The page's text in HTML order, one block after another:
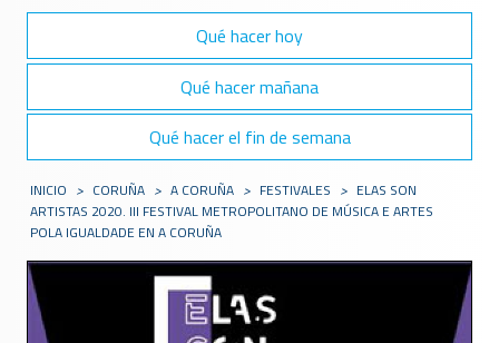
Qué hacer hoy
Qué hacer mañana
Qué hacer el fin de semana
INICIO > CORUÑA > A CORUÑA > FESTIVALES > ELAS SON
ARTISTAS 2020. III FESTIVAL METROPOLITANO DE MÚSICA E ARTES
POLA IGUALDADE EN A CORUÑA